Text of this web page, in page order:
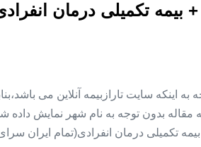
+ بیمه تکمیلی درمان
به اینکه سایت تارازبیمه آنلاین می
بدون توجه به نام شهر نمایش داده
بیمه تکمیلی درمان انفرادی(تمام ایران